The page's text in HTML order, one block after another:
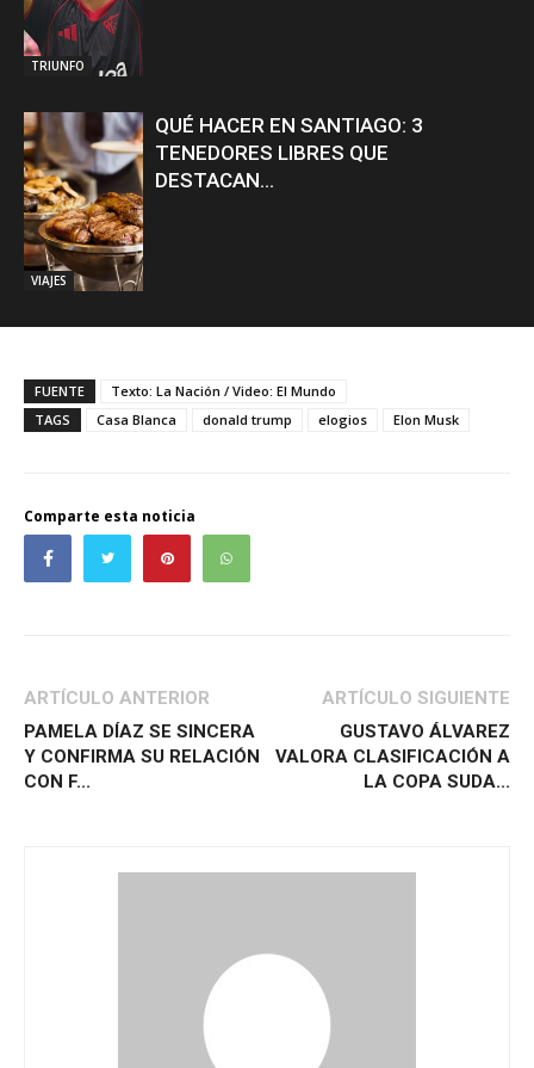
TRIUNFO
VIAJES
QUÉ HACER EN SANTIAGO: 3
TENEDORES LIBRES QUE
DESTACAN...
FUENTE
Texto: La Nación / Video: El Mundo
TAGS
Casa Blanca donald trump elogios Elon Musk
Comparte esta noticia
ARTÍCULO ANTERIOR
PAMELA DÍAZ SE SINCERA
Y CONFIRMA SU RELACIÓN
CON F...
ARTÍCULO SIGUIENTE
GUSTAVO ÁLVAREZ
VALORA CLASIFICACIÓN A
LA COPA SUDA...